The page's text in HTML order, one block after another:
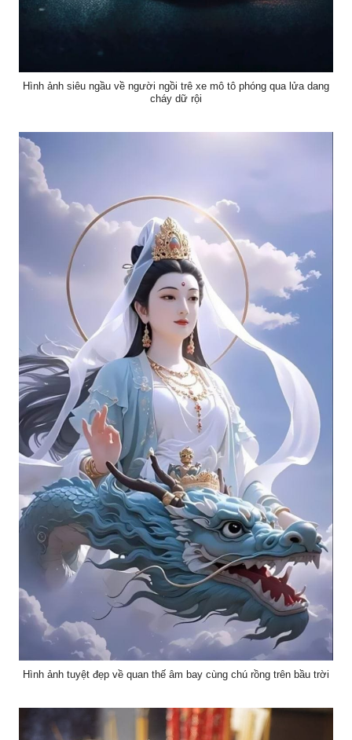
Hình ảnh siêu ngầu về người ngồi trê xe mô tô phóng qua lửa dang
cháy dữ rội
Hình ảnh tuyệt đẹp về quan thế âm bay cùng chú rồng trên bầu trời